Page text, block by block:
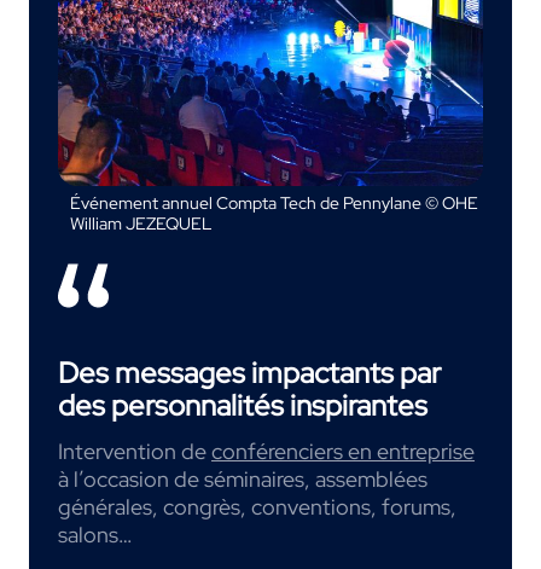
Événement annuel Compta Tech de Pennylane © OHE
William JEZEQUEL
Des messages impactants par
des personnalités inspirantes
Intervention deconférenciers en entreprise
à l’occasion de séminaires, assemblées
générales, congrès, conventions, forums,
salons…